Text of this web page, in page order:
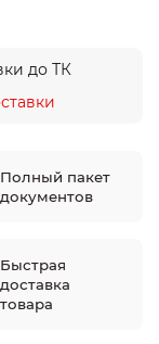
до ТК
Полный пакет
документов
Быстрая
доставка
товара